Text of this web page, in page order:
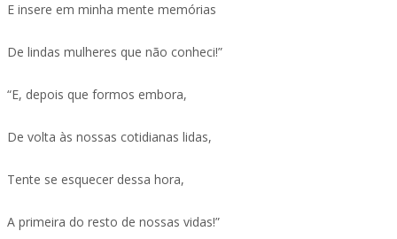
E insere em minha mente memórias
De lindas mulheres que não conheci!”
“E, depois que formos embora,
De volta às nossas cotidianas lidas,
Tente se esquecer dessa hora,
A primeira do resto de nossas vidas!”